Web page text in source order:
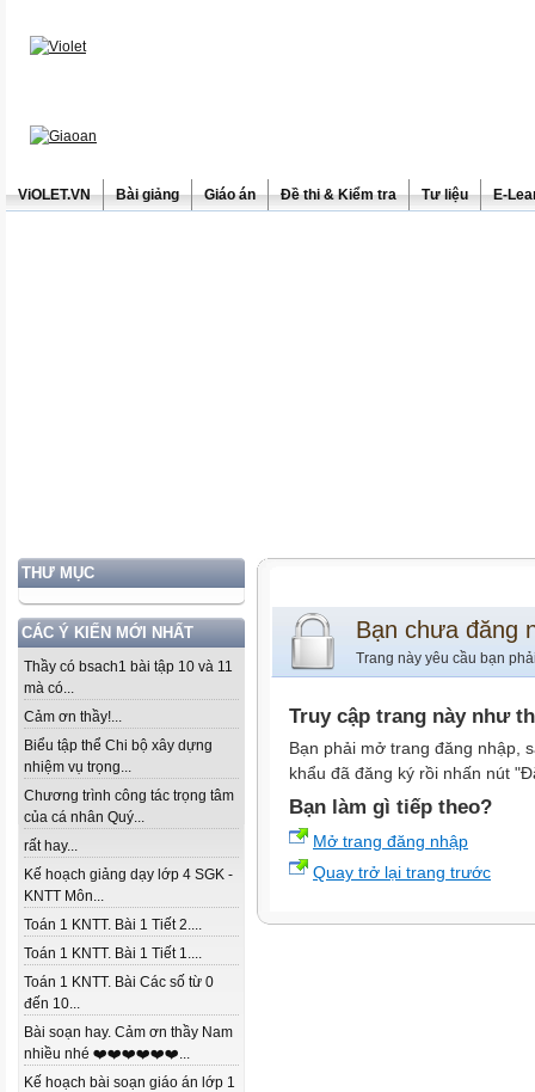
ViOLET.VN Bài giảng Giáo án Đề thi & Kiểm tra Tư liệu E-
THƯ MỤC
CÁC Ý KIẾN MỚI NHẤT
Thầy có bsach1 bài tập 10 và 11
mà có...
Cảm ơn thầy!...
Biểu tập thể Chi bộ xây dựng
nhiệm vụ trọng...
Chương trình công tác trọng tâm
của cá nhân Quý...
rất hay...
Kế hoạch giảng dạy lớp 4 SGK -
KNTT Môn...
Toán 1 KNTT. Bài 1 Tiết 2....
Toán 1 KNTT. Bài 1 Tiết 1....
Toán 1 KNTT. Bài Các số từ 0
đến 10...
Bài soạn hay. Cảm ơn thầy Nam
nhiều nhé ❤️❤️❤️❤️❤️❤️...
Kế hoạch bài soạn giáo án lớp 1
Bạn chưa đăng
Trang này yêu cầu bạn
Truy cập trang này như
Bạn phải mở trang đăng nhập,
khẩu đã đăng ký rồi nhấn nút
Bạn làm gì tiếp theo?
Mở trang đăng nhập
Quay trở lại trang trước